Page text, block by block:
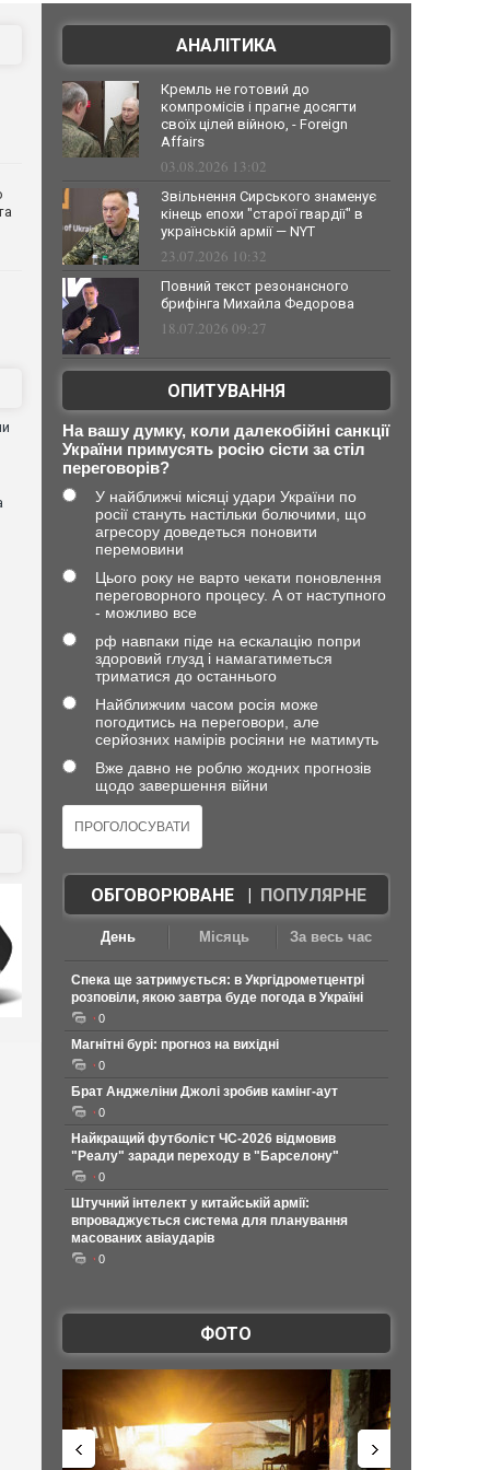
АНАЛІТИКА
Кремль не готовий до
компромісів і прагне досягти
своїх цілей війною, - Foreign
Affairs
03.08.2026 13:02
Звільнення Сирського знаменує
кінець епохи "старої гвардії" в
українській армії — NYT
23.07.2026 10:32
Повний текст резонансного
брифінга Михайла Федорова
18.07.2026 09:27
ОПИТУВАННЯ
На вашу думку, коли далекобійні санкції
України примусять росію сісти за стіл
переговорів?
У найближчі місяці удари України по
росії стануть настільки болючими, що
агресору доведеться поновити
перемовини
Цього року не варто чекати поновлення
переговорного процесу. А от наступного
- можливо все
рф навпаки піде на ескалацію попри
здоровий глузд і намагатиметься
триматися до останнього
Найближчим часом росія може
погодитись на переговори, але
серйозних намірів росіяни не матимуть
Вже давно не роблю жодних прогнозів
щодо завершення війни
ОБГОВОРЮВАНЕ| ПОПУЛЯРНЕ
День Місяць За весь час
Спека ще затримується: в Укргідрометцентрі
розповіли, якою завтра буде погода в Україні
0
Магнітні бурі: прогноз на вихідні
0
Брат Анджеліни Джолі зробив камінг-аут
0
Найкращий футболіст ЧС-2026 відмовив
"Реалу" заради переходу в "Барселону"
0
Штучний інтелект у китайській армії:
впроваджується система для планування
масованих авіаударів
0
ФОТО